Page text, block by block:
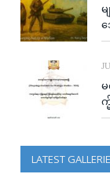
က္
LATEST